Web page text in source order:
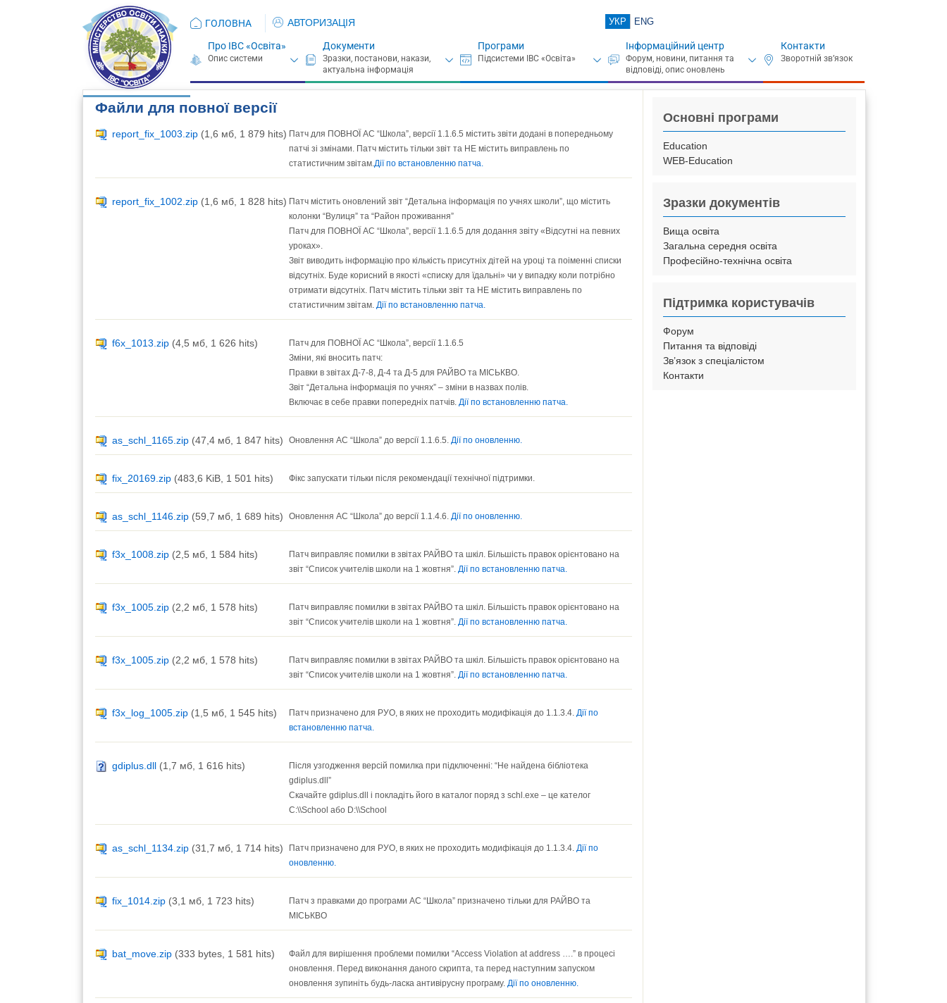
ГОЛОВНА АВТОРИЗАЦІЯ УКР ENG
Про ІВС «Освіта» Документи Програми Інформаційний центр Контакти
Файли для повної версії
report_fix_1003.zip (1,6 мб, 1 879 hits) Патч для ПОВНОЇ АС “Школа”, версії 1.1.6.5 містить звіти додані в попередньому
патчі зі змінами. Патч містить тільки звіт та НЕ містить виправлень по
статистичним звітам.Дії по встановленню патча.
report_fix_1002.zip (1,6 мб, 1 828 hits) Патч містить оновлений звіт “Детальна інформація по учнях школи”, що містить
колонки “Вулиця” та “Район проживання”
Патч для ПОВНОЇ АС “Школа”, версії 1.1.6.5 для додання звіту «Відсутні на певних
уроках».
Звіт виводить інформацію про кількість присутніх дітей на уроці та поіменні списки
відсутніх. Буде корисний в якості «списку для їдальні» чи у випадку коли потрібно
отримати відсутніх. Патч містить тільки звіт та НЕ містить виправлень по
статистичним звітам. Дії по встановленню патча.
f6x_1013.zip (4,5 мб, 1 626 hits)
Патч для ПОВНОЇ АС “Школа”, версії 1.1.6.5
Зміни, які вносить патч:
Правки в звітах Д-7-8, Д-4 та Д-5 для РАЙВО та МІСЬКВО.
Звіт “Детальна інформація по учнях” – зміни в назвах полів.
Включає в себе правки попередніх патчів. Дії по встановленню патча.
as_schl_1165.zip (47,4 мб, 1 847 hits) Оновлення АС “Школа” до версії 1.1.6.5. Дії по оновленню.
fix_20169.zip (483,6 KiB, 1 501 hits) Фікс запускати тільки після рекомендації технічної підтримки.
as_schl_1146.zip (59,7 мб, 1 689 hits) Оновлення АС “Школа” до версії 1.1.4.6. Дії по оновленню.
f3x_1008.zip (2,5 мб, 1 584 hits)
Патч виправляє помилки в звітах РАЙВО та шкіл. Більшість правок орієнтовано на
звіт “Список учителів школи на 1 жовтня”. Дії по встановленню патча.
f3x_1005.zip (2,2 мб, 1 578 hits)
Патч виправляє помилки в звітах РАЙВО та шкіл. Більшість правок орієнтовано на
звіт “Список учителів школи на 1 жовтня”. Дії по встановленню патча.
f3x_1005.zip (2,2 мб, 1 578 hits)
Патч виправляє помилки в звітах РАЙВО та шкіл. Більшість правок орієнтовано на
звіт “Список учителів школи на 1 жовтня”. Дії по встановленню патча.
f3x_log_1005.zip (1,5 мб, 1 545 hits) Патч призначено для РУО, в яких не проходить модифікація до 1.1.3.4. Дії по
встановленню патча.
gdiplus.dll (1,7 мб, 1 616 hits)
Після узгодження версій помилка при підключенні: “Не найдена бібліотека
gdiplus.dll”
Скачайте gdiplus.dll і покладіть його в каталог поряд з schl.exe – це кателог
С:\\School або D:\\School
as_schl_1134.zip (31,7 мб, 1 714 hits) Патч призначено для РУО, в яких не проходить модифікація до 1.1.3.4. Дії по
оновленню.
fix_1014.zip (3,1 мб, 1 723 hits)
Патч з правками до програми АС “Школа” призначено тільки для РАЙВО та
МІСЬКВО
bat_move.zip (333 bytes, 1 581 hits)
Файл для вирішення проблеми помилки “Access Violation at address ….” в процесі
оновлення. Перед виконання даного скрипта, та перед наступним запуском
оновлення зупиніть будь-ласка антивірусну програму. Дії по оновленню.
Основні програми
Education
WEB-Education
Зразки документів
Вища освіта
Загальна середня освіта
Професійно-технічна освіта
Підтримка користувачів
Форум
Питання та відповіді
Зв’язок з спеціалістом
Контакти